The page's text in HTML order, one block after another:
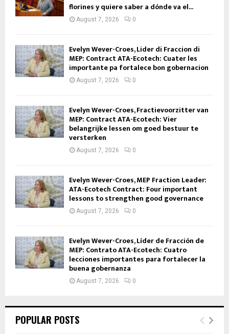
florines y quiere saber a dónde va el...
August 7, 2026 0
Evelyn Wever-Croes, Lider di Fraccion di
MEP: Contract ATA-Ecotech: Cuater les
importante pa fortalece bon gobernacion
August 7, 2026 0
Evelyn Wever-Croes, Fractievoorzitter van
MEP: Contract ATA-Ecotech: Vier
belangrijke lessen om goed bestuur te
versterken
August 7, 2026 0
Evelyn Wever-Croes, MEP Fraction Leader:
ATA-Ecotech Contract: Four important
lessons to strengthen good governance
August 7, 2026 0
Evelyn Wever-Croes, Líder de Fracción de
MEP: Contrato ATA-Ecotech: Cuatro
lecciones importantes para fortalecer la
buena gobernanza
August 7, 2026 0
POPULAR POSTS